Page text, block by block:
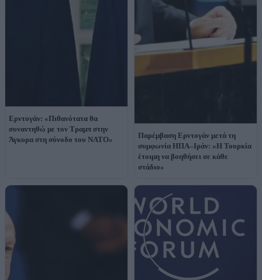
Ερντογάν: «Πιθανότατα θα
συναντηθώ με τον Τραμπ στην
Άγκυρα στη σύνοδο του ΝΑΤΟ»
Παρέμβαση Ερντογάν μετά τη
συμφωνία ΗΠΑ–Ιράν: «Η Τουρκία
έτοιμη να βοηθήσει σε κάθε
στάδιο»